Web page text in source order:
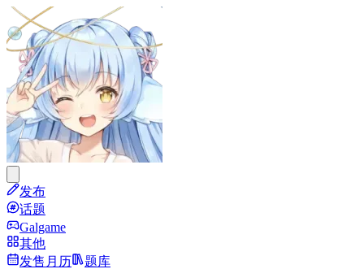
发布
话题
Galgame
其他
发售月历
题库